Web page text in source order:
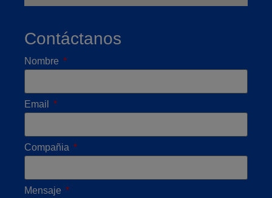
Contáctanos
Nombre
Email
Compañia
Mensaje